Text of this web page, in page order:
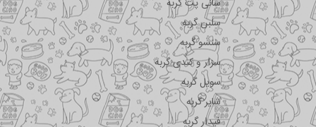
سانی پت گربه
سلبن گربه
سنسو گربه
سزار و کندی گربه
سویل گربه
شایر گربه
فیدار گربه